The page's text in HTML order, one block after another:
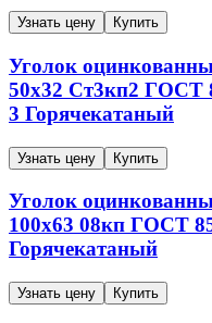
Узнать цену Купить
Уголок
50х32 Ст3кп2 ГОСТ
3 Горячекатаный
Узнать цену Купить
Уголок
100х63 08кп ГОСТ
Горячекатаный
Узнать цену Купить